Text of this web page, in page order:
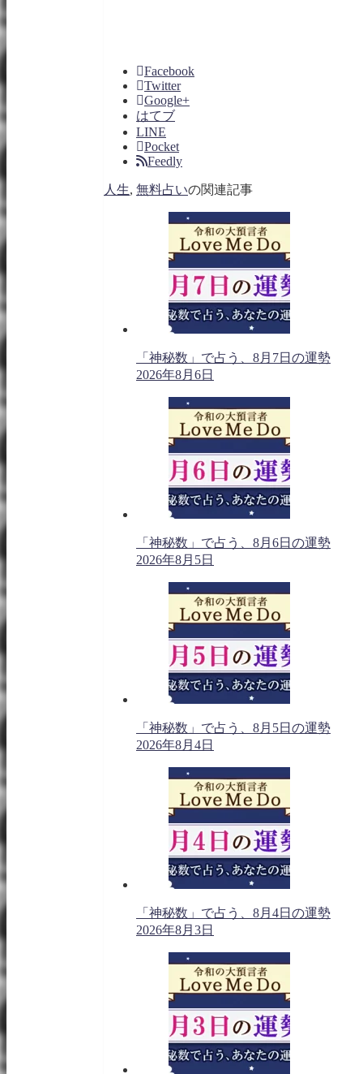
Facebook
Twitter
Google+
はてブ
LINE
Pocket
Feedly
人生, 無料占いの関連記事
「神秘数」で占う、8月7日の運勢
2026年8月6日
「神秘数」で占う、8月6日の運勢
2026年8月5日
「神秘数」で占う、8月5日の運勢
2026年8月4日
「神秘数」で占う、8月4日の運勢
2026年8月3日